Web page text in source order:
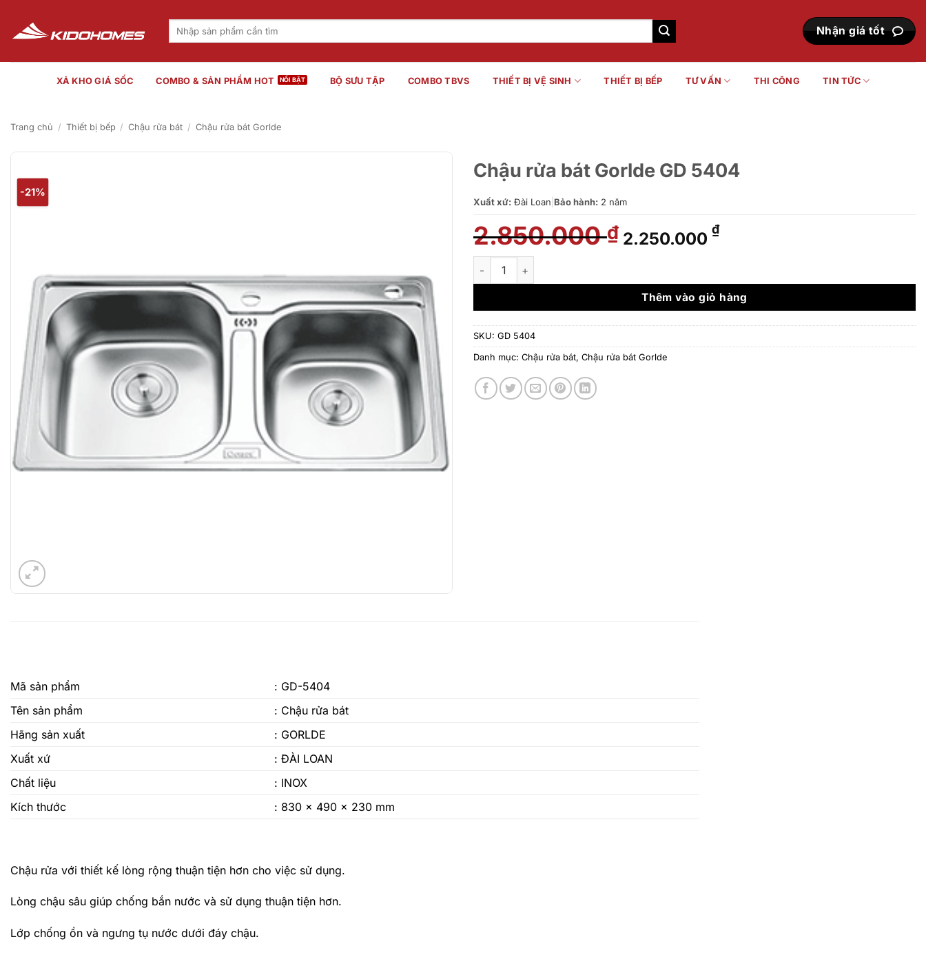
nội
dung
Tìm
Nhận giá tốt
XẢ KHO GIÁ SỐC COMBO & SẢN PHẨM HOT BỘ SƯU TẬP COMBO TBVS THIẾT BỊ VỆ SINH THIẾT BỊ BẾP TƯ VẤN THI CÔNG TIN TỨC
Trang chủ / Thiết bị bếp / Chậu rửa bát / Chậu rửa bát Gorlde
-21%
Chậu rửa bát Gorlde GD 5404
Xuất xứ: Đài Loan Bảo hành: 2 năm
2.850.000₫ Giá
gốc
2.850.000 ₫.
2.250.000 ₫Giá
là:
2.250.000 ₫.
Chậu rửa bát Gorlde GD 5404 số lượng
Thêm vào giỏ hàng
SKU: GD 5404
Danh mục: Chậu rửa bát, Chậu rửa bát Gorlde
Mã sản phẩm
: GD-5404
Tên sản phẩm
: Chậu rửa bát
Hãng sản xuất
: GORLDE
Xuất xứ
: ĐÀI LOAN
Chất liệu
: INOX
Kích thước
: 830 x 490 x 230 mm
Chậu rửa với thiết kế lòng rộng thuận tiện hơn cho việc sử dụng.
Lòng chậu sâu giúp chống bắn nước và sử dụng thuận tiện hơn.
Lớp chống ồn và ngưng tụ nước dưới đáy chậu.